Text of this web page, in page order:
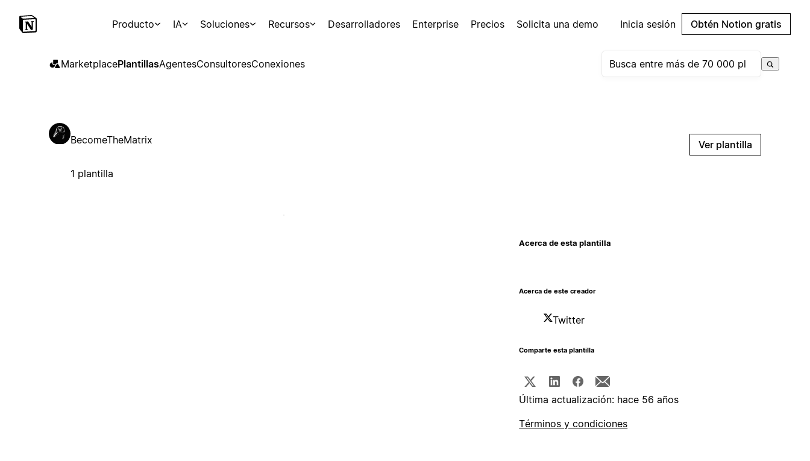
Producto IA Soluciones Recursos Desarrolladores Enterprise Precios Solicita una demo Inicia sesión Obtén Notion gratis
MarketplacePlantillasAgentesConsultoresConexiones
BecomeTheMatrix
1 plantilla
Ver plantilla
Acerca de esta plantilla
Acerca de este creador
Twitter
Comparte esta plantilla
Última actualización: hace 56 años
Términos y condiciones